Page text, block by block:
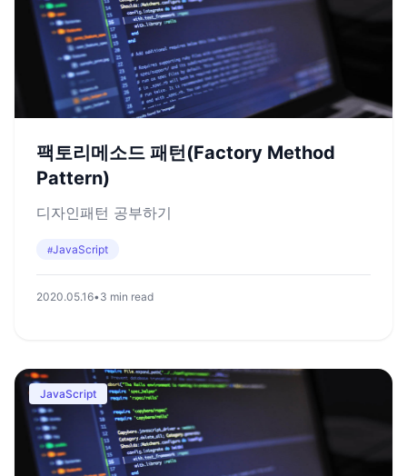
팩토리메소드 패턴(Factory Method
Pattern)
디자인패턴 공부하기
#JavaScript
2020.05.16•3 min read
JavaScript